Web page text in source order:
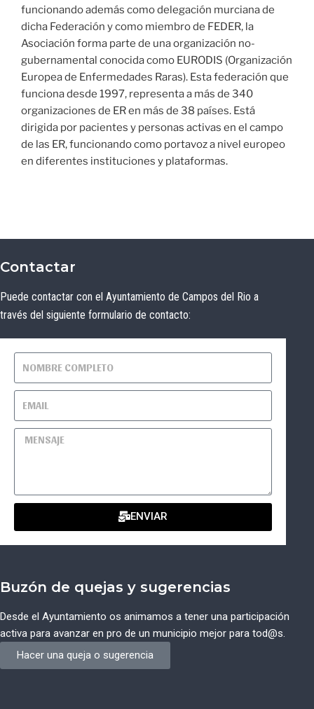
funcionando además como delegación murciana de
dicha Federación y como miembro de FEDER, la
Asociación forma parte de una organización no-
gubernamental conocida como EURODIS (Organización
Europea de Enfermedades Raras). Esta federación que
funciona desde 1997, representa a más de 340
organizaciones de ER en más de 38 países. Está
dirigida por pacientes y personas activas en el campo
de las ER, funcionando como portavoz a nivel europeo
en diferentes instituciones y plataformas.
Contactar
Puede contactar con el Ayuntamiento de Campos del Rio a
través del siguiente formulario de contacto:
ENVIAR
Buzón de quejas y sugerencias
Desde el Ayuntamiento os animamos a tener una participación
activa para avanzar en pro de un municipio mejor para tod@s.
Hacer una queja o sugerencia